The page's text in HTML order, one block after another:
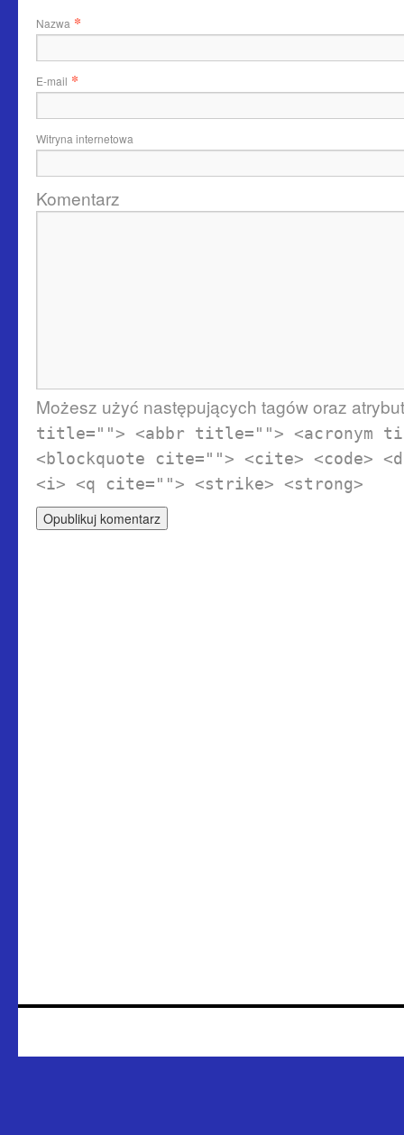
Nazwa *
E-mail *
Witryna internetowa
Komentarz
Możesz użyć następujących tagów oraz
title=""> <abbr title=""> <acronym
<blockquote cite=""> <cite> <code>
<i> <q cite=""> <strike> <strong>